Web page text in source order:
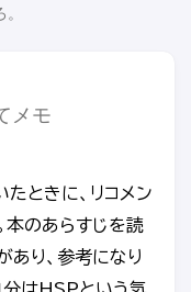
メモ
ときに、リコメン
本のあらすじを読
あり、参考になり